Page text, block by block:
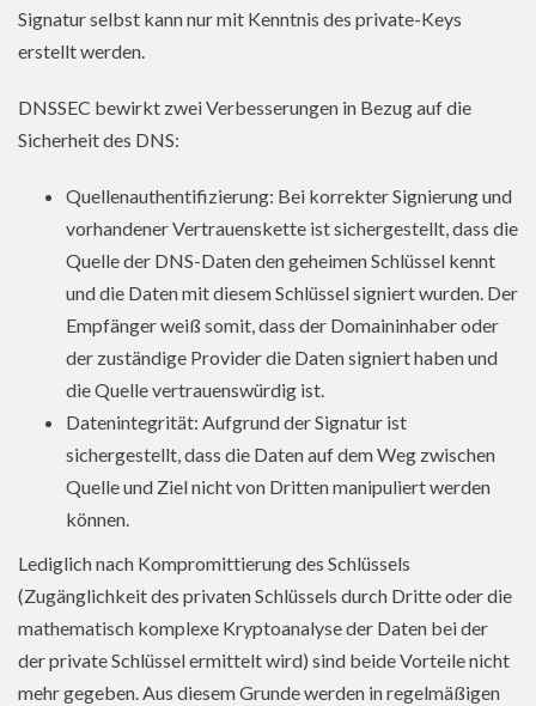
Signatur selbst kann nur mit Kenntnis des private-Keys
erstellt werden.
DNSSEC bewirkt zwei Verbesserungen in Bezug auf die
Sicherheit des DNS:
Quellenauthentifizierung: Bei korrekter Signierung und
vorhandener Vertrauenskette ist sichergestellt, dass die
Quelle der DNS-Daten den geheimen Schlüssel kennt
und die Daten mit diesem Schlüssel signiert wurden. Der
Empfänger weiß somit, dass der Domaininhaber oder
der zuständige Provider die Daten signiert haben und
die Quelle vertrauenswürdig ist.
Datenintegrität: Aufgrund der Signatur ist
sichergestellt, dass die Daten auf dem Weg zwischen
Quelle und Ziel nicht von Dritten manipuliert werden
können.
Lediglich nach Kompromittierung des Schlüssels
(Zugänglichkeit des privaten Schlüssels durch Dritte oder die
mathematisch komplexe Kryptoanalyse der Daten bei der
der private Schlüssel ermittelt wird) sind beide Vorteile nicht
mehr gegeben. Aus diesem Grunde werden in regelmäßigen